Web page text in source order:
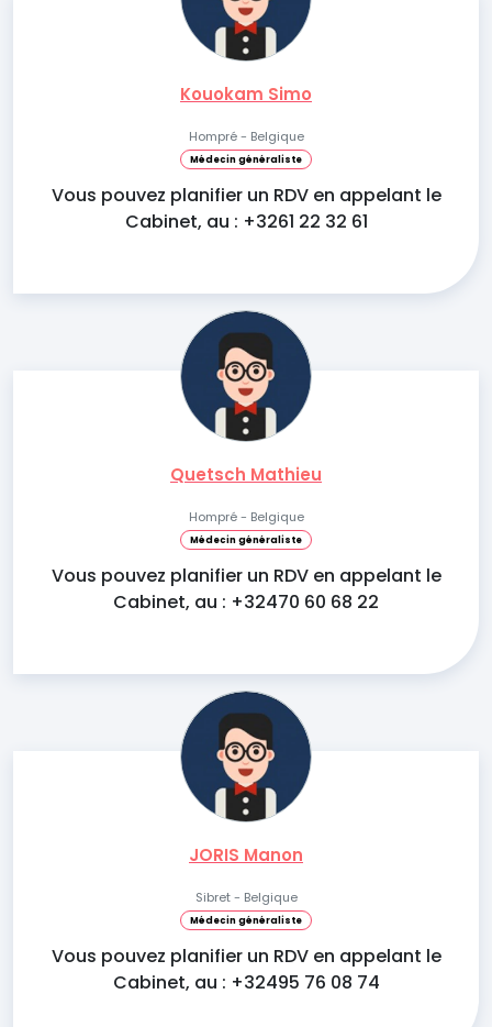
Kouokam Simo
Hompré - Belgique
Médecin généraliste
Vous pouvez planifier un RDV en appelant le
Cabinet, au : +3261 22 32 61
Quetsch Mathieu
Hompré - Belgique
Médecin généraliste
Vous pouvez planifier un RDV en appelant le
Cabinet, au : +32470 60 68 22
JORIS Manon
Sibret - Belgique
Médecin généraliste
Vous pouvez planifier un RDV en appelant le
Cabinet, au : +32495 76 08 74